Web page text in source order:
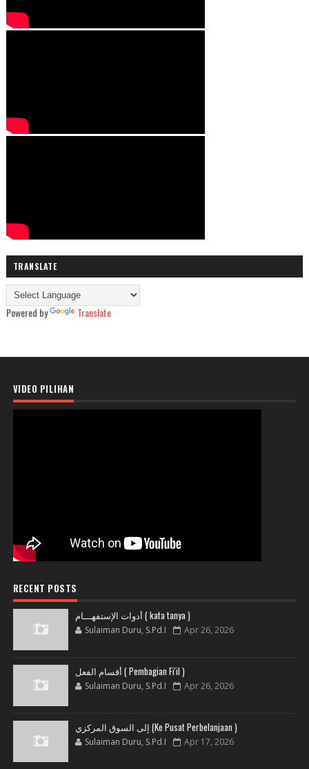
TRANSLATE
Powered by Translate
VIDEO PILIHAN
RECENT POSTS
أدوات الإستفهـــام ( kata tanya )
Sulaiman Duru, S.Pd.I Apr 26, 2026
أقسام الفعل ( Pembagian Fi'il )
Sulaiman Duru, S.Pd.I Apr 26, 2026
إلى السوق المركزي (Ke Pusat Perbelanjaan )
Sulaiman Duru, S.Pd.I Apr 17, 2026